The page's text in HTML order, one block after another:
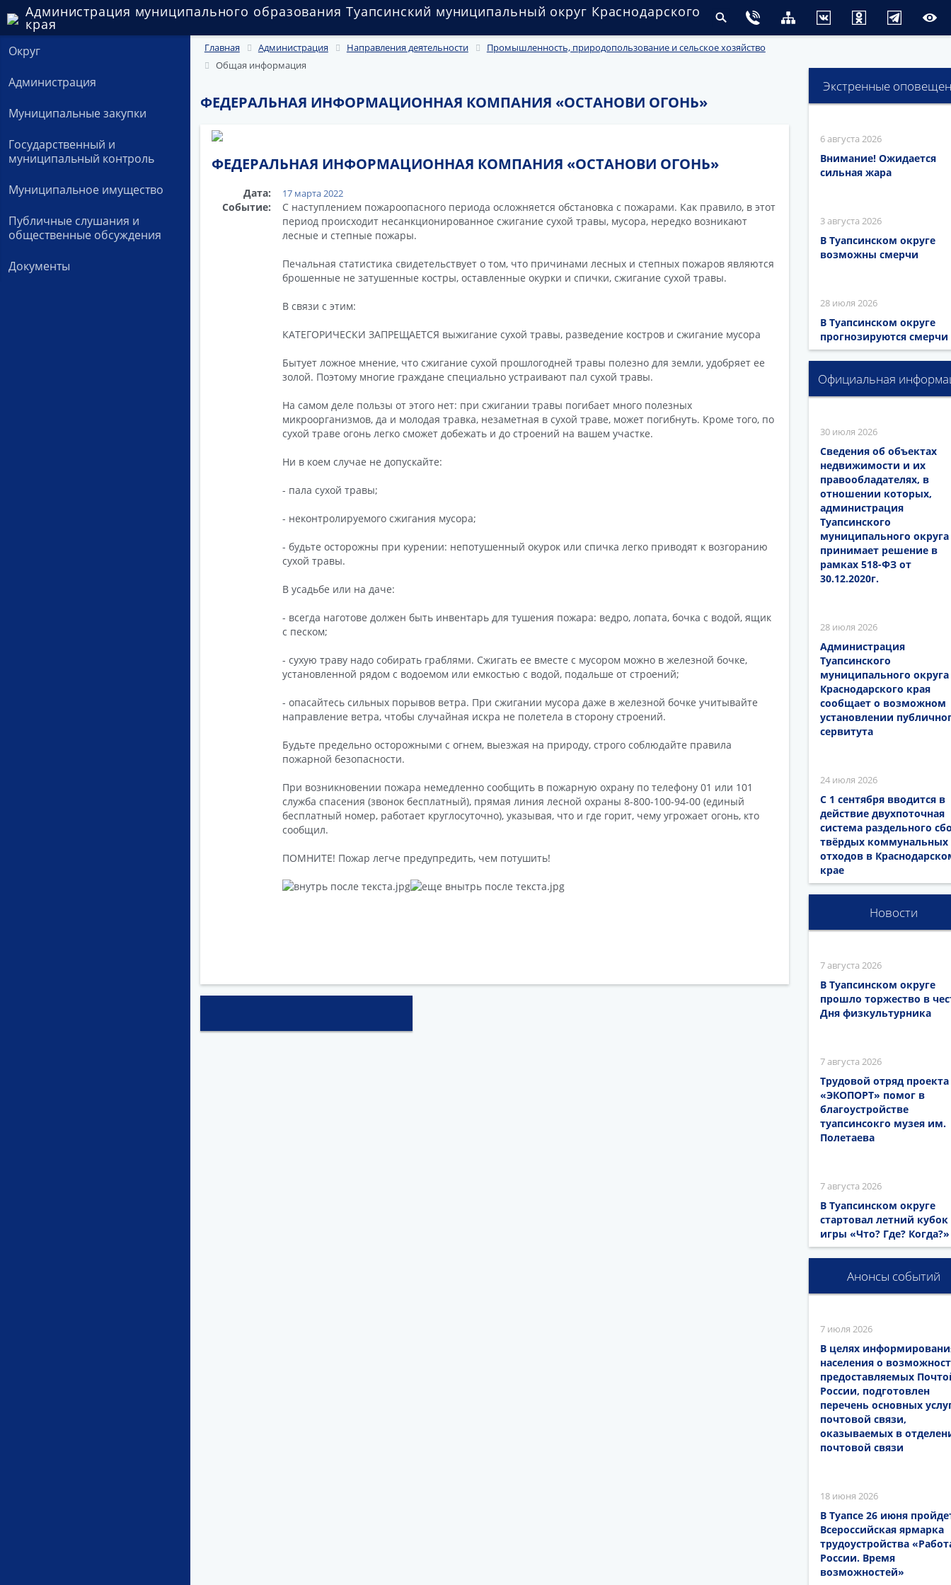
Администрация муниципального образования Туапсинский муниципальный округ Краснодарского
края
Округ
Администрация
Муниципальные закупки
Государственный и
муниципальный контроль
Муниципальное имущество
Публичные слушания и
общественные обсуждения
Документы
Главная Администрация Направления деятельности
Промышленность, природопользование и сельское хозяйство
Общая информация
ФЕДЕРАЛЬНАЯ ИНФОРМАЦИОННАЯ КОМПАНИЯ «ОСТАНОВИ ОГОНЬ»
ФЕДЕРАЛЬНАЯ ИНФОРМАЦИОННАЯ КОМПАНИЯ «ОСТАНОВИ ОГОНЬ»
Дата: 17 марта 2022
Событие:
С наступлением пожароопасного периода осложняется обстановка с пожарами. Как правило, в этот
период происходит несанкционированное сжигание сухой травы, мусора, нередко возникают
лесные и степные пожары.
Печальная статистика свидетельствует о том, что причинами лесных и степных пожаров являются
брошенные не затушенные костры, оставленные окурки и спички, сжигание сухой травы.
В связи с этим:
КАТЕГОРИЧЕСКИ ЗАПРЕЩАЕТСЯ выжигание сухой травы, разведение костров и сжигание мусора
Бытует ложное мнение, что сжигание сухой прошлогодней травы полезно для земли, удобряет ее
золой. Поэтому многие граждане специально устраивают пал сухой травы.
На самом деле пользы от этого нет: при сжигании травы погибает много полезных
микроорганизмов, да и молодая травка, незаметная в сухой траве, может погибнуть. Кроме того, по
сухой траве огонь легко сможет добежать и до строений на вашем участке.
Ни в коем случае не допускайте:
- пала сухой травы;
- неконтролируемого сжигания мусора;
- будьте осторожны при курении: непотушенный окурок или спичка легко приводят к возгоранию
сухой травы.
В усадьбе или на даче:
- всегда наготове должен быть инвентарь для тушения пожара: ведро, лопата, бочка с водой, ящик
с песком;
- сухую траву надо собирать граблями. Сжигать ее вместе с мусором можно в железной бочке,
установленной рядом с водоемом или емкостью с водой, подальше от строений;
- опасайтесь сильных порывов ветра. При сжигании мусора даже в железной бочке учитывайте
направление ветра, чтобы случайная искра не полетела в сторону строений.
Будьте предельно осторожными с огнем, выезжая на природу, строго соблюдайте правила
пожарной безопасности.
При возникновении пожара немедленно сообщить в пожарную охрану по телефону 01 или 101
служба спасения (звонок бесплатный), прямая линия лесной охраны 8-800-100-94-00 (единый
бесплатный номер, работает круглосуточно), указывая, что и где горит, чему угрожает огонь, кто
сообщил.
ПОМНИТЕ! Пожар легче предупредить, чем потушить!
Экстренные
6 августа 2026
Внимание! Ожидается
сильная жара
3 августа 2026
В Туапсинском округе
возможны смерчи
28 июля 2026
В Туапсинском округе
прогнозируются смерчи
Официальная
30 июля 2026
Сведения об объектах
недвижимости и их
правообладателях, в
отношении которых,
администрация
Туапсинского
муниципального округа
принимает решение в
рамках 518-ФЗ от
30.12.2020г.
28 июля 2026
Администрация
Туапсинского
муниципального округа
Краснодарского края
сообщает о возможном
установлении
сервитута
24 июля 2026
С 1 сентября вводится в
действие двухпоточная
система раздельного
твёрдых коммунальных
отходов в
крае
Новости
7 августа 2026
В Туапсинском округе
прошло торжество в
Дня физкультурника
7 августа 2026
Трудовой отряд проекта
«ЭКОПОРТ» помог в
благоустройстве
туапсинсокго музея им.
Полетаева
7 августа 2026
В Туапсинском округе
стартовал летний кубок
игры «Что? Где? Когда?»
Анонсы событий
7 июля 2026
В целях
населения о
предоставляемых
России, подготовлен
перечень основных
почтовой связи,
оказываемых в
почтовой связи
18 июня 2026
В Туапсе 26 июня
Всероссийская ярмарка
трудоустройства
России. Время
возможностей»